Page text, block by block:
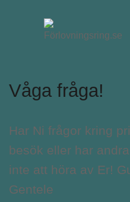
Våga fråga!
Har Ni frågor kring
besök eller har
inte att höra av Er!
Gentele